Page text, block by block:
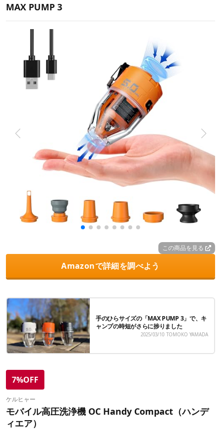
MAX PUMP 3
この商品を見る
Amazonで詳細を調べよう
手のひらサイズの「MAX PUMP 3」で、キ
ャンプの時短がさらに捗りました
2025/03/10 TOMOKO YAMADA
7%OFF
ケルヒャー
モバイル高圧洗浄機 OC Handy Compact（ハンデ
ィエア）